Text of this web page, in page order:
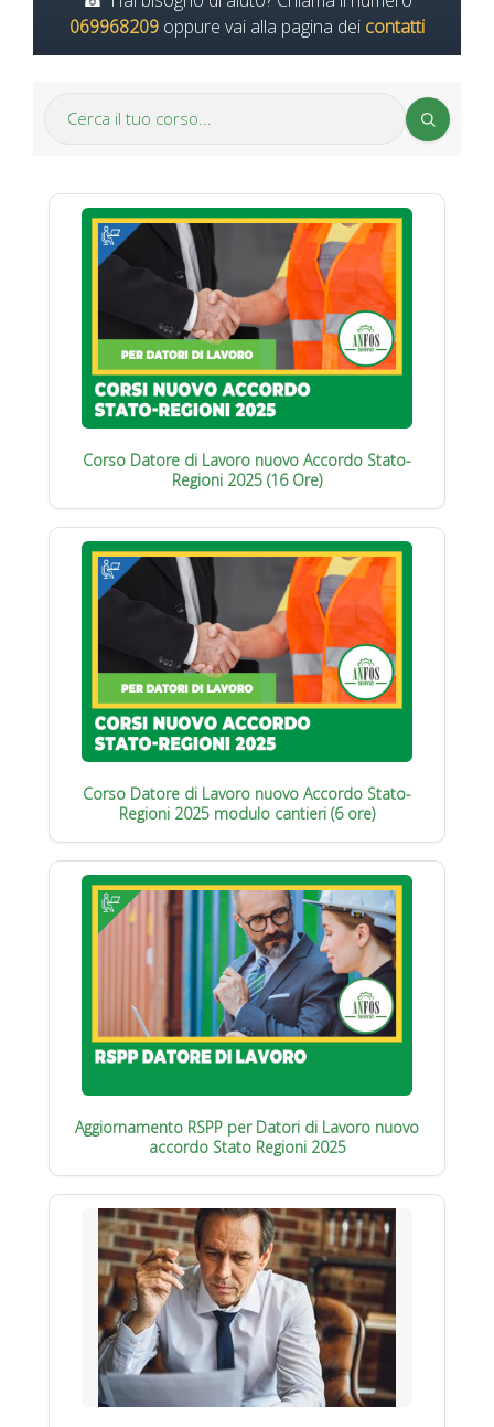
069968209 oppure vai alla pagina dei contatti
Corso Datore di Lavoro nuovo Accordo Stato-
Regioni 2025 (16 Ore)
Corso Datore di Lavoro nuovo Accordo Stato-
Regioni 2025 modulo cantieri (6 ore)
Aggiornamento RSPP per Datori di Lavoro nuovo
accordo Stato Regioni 2025